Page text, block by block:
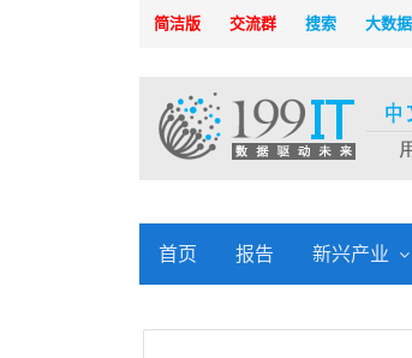
简洁版 交流群 搜索 大数
首页 报告 新兴产业